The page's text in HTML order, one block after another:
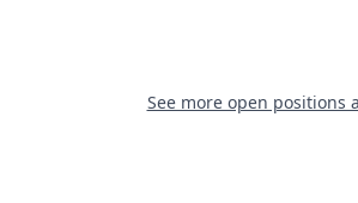
See more open positions